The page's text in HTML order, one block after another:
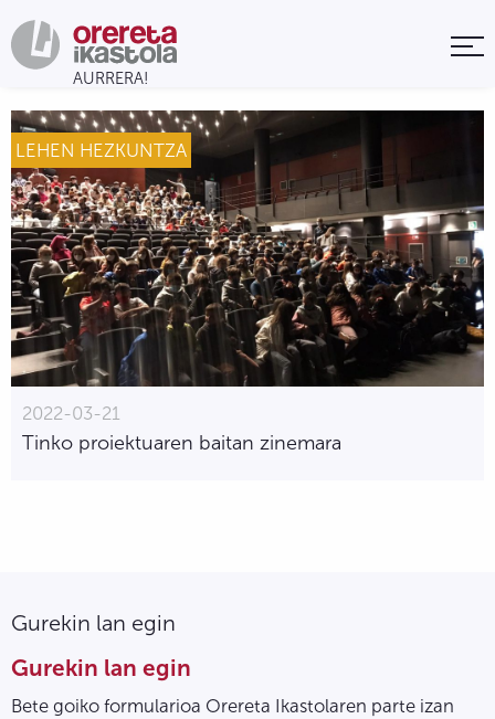
LEHEN HEZKUNTZA
2022-03-21
Tinko proiektuaren baitan zinemara
Gurekin lan egin
Gurekin lan egin
Bete goiko formularioa Orereta Ikastolaren parte izan